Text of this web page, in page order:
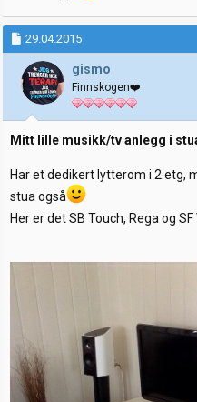
29.04.2015
gismo
Finnskogen❤️
Mitt lille musikk/tv anlegg i
Har et dedikert lytterom i 2.etg,
stua også
Her er det SB Touch, Rega og